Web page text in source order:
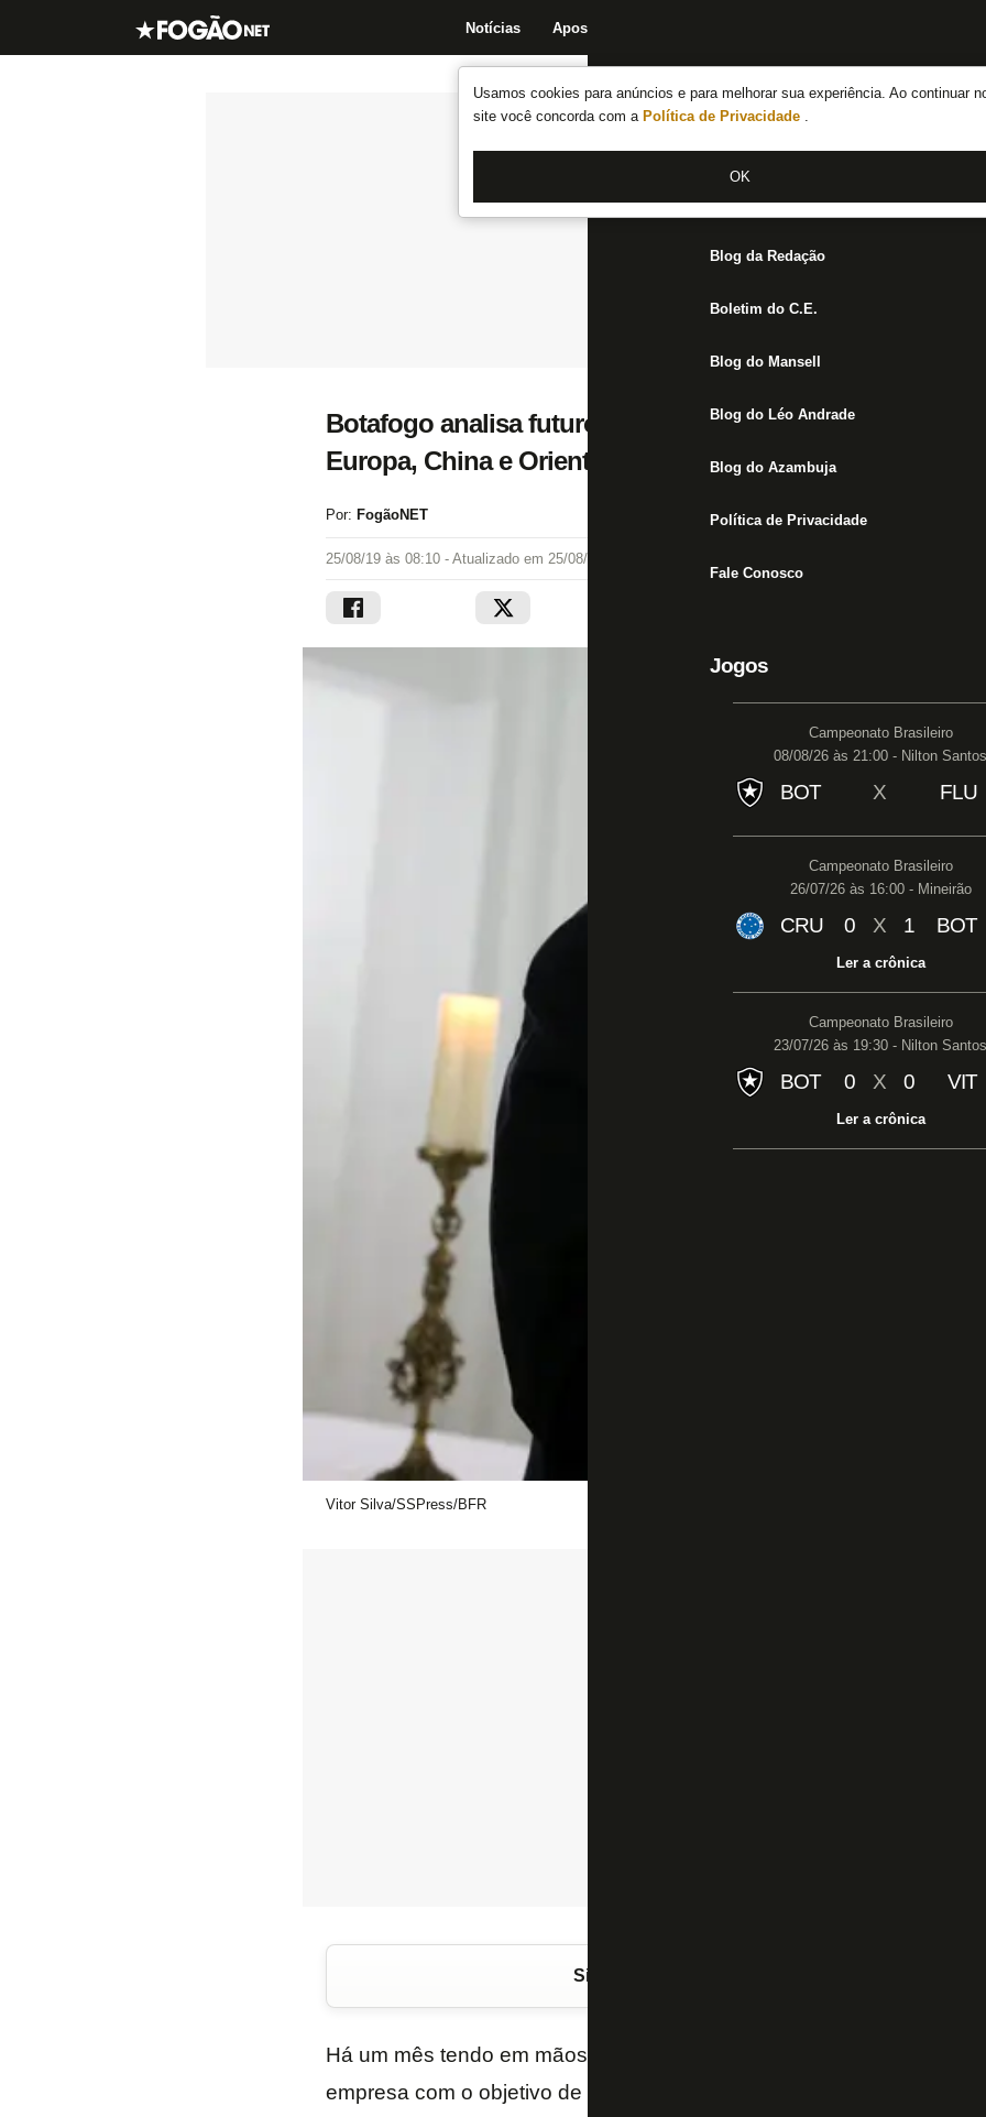
Usamos cookies para anúncios e para melhorar sua experiência. Ao continuar
site você concorda com a Política de Privacidade .
OK
Notícias Apostas
Notícias do Botafogo
Fórum
Jogos
Blog da Redação
Boletim do C.E.
Blog do Mansell
Blog do Léo Andrade
Blog do Azambuja
Política de Privacidade
Fale Conosco
Jogos
Campeonato Brasileiro
08/08/26 às 21:00 - Nilton Santos
BOT X FLU
Campeonato Brasileiro
26/07/26 às 16:00 - Mineirão
CRU 0 X 1 BOT
Ler a crônica
Campeonato Brasileiro
23/07/26 às 19:30 - Nilton Santos
BOT 0 X 0 VIT
Ler a crônica
Botafogo analisa futuro como empresa e busca
Europa, China e Oriente Médio
Por: FogãoNET
25/08/19 às 08:10 - Atualizado em 25/08/19 às 12:54
Vitor Silva/SSPress/BFR
Siga o FogãoNET
Há um mês tendo em mãos o projeto da
empresa com o objetivo de gerir o futebol, o